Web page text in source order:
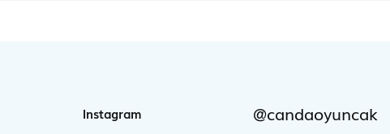
Instagram @candaoyuncak